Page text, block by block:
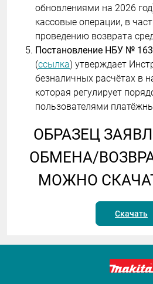
обновлениями на 2026
кассовые операции, в
проведению возврата
Постановление НБУ №
(ссылка) утверждает
безналичных расчётах в
которая регулирует
пользователями
ОБРАЗЕЦ
ОБМЕНА/
МОЖНО
Скачать